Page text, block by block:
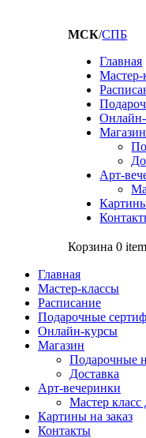
МСК/СПБ
Главная
Мастер-
Магазин
Арт-
Корзина 0
Главная
Мастер-классы
Расписание
Подарочные
Онлайн-курсы
Магазин
Подарочные
Доставка
Арт-вечеринки
Мастер класс
Картины на заказ
Контакты